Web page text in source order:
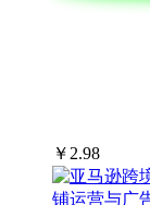
￥ 2.98